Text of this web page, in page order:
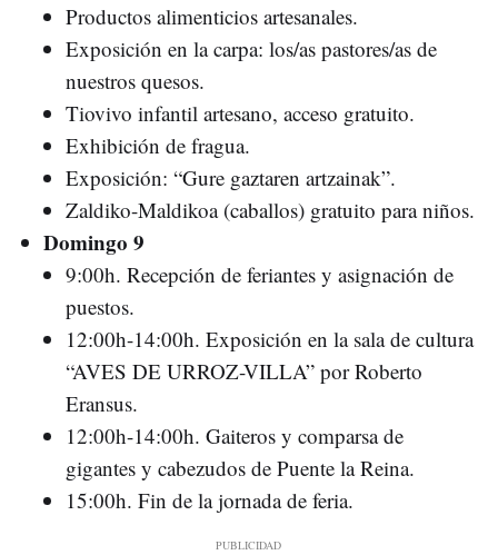
Productos alimenticios artesanales.
Exposición en la carpa: los/as pastores/as de
nuestros quesos.
Tiovivo infantil artesano, acceso gratuito.
Exhibición de fragua.
Exposición: “Gure gaztaren artzainak”.
Zaldiko-Maldikoa (caballos) gratuito para niños.
Domingo 9
9:00h. Recepción de feriantes y asignación de
puestos.
12:00h-14:00h. Exposición en la sala de cultura
“AVES DE URROZ-VILLA” por Roberto
Eransus.
12:00h-14:00h. Gaiteros y comparsa de
gigantes y cabezudos de Puente la Reina.
15:00h. Fin de la jornada de feria.